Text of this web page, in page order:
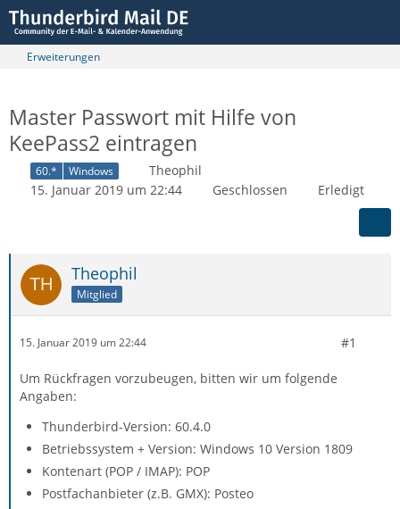
Erweiterungen
Master Passwort mit Hilfe von
KeePass2 eintragen
60.* Windows
Theophil
15. Januar 2019 um 22:44
Geschlossen Erledigt
Theophil
Mitglied
15. Januar 2019 um 22:44 #1
Um Rückfragen vorzubeugen, bitten wir um folgende
Angaben:
Thunderbird-Version: 60.4.0
Betriebssystem + Version: Windows 10 Version 1809
Kontenart (POP / IMAP): POP
Postfachanbieter (z.B. GMX): Posteo